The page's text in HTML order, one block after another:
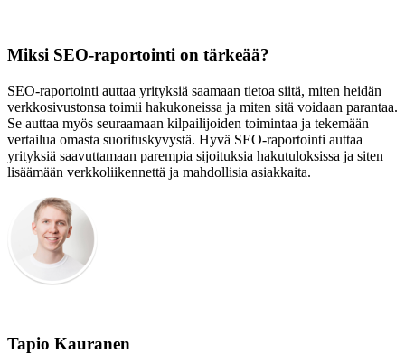
Miksi SEO-raportointi on tärkeää?
SEO-raportointi auttaa yrityksiä saamaan tietoa siitä, miten heidän
verkkosivustonsa toimii hakukoneissa ja miten sitä voidaan parantaa.
Se auttaa myös seuraamaan kilpailijoiden toimintaa ja tekemään
vertailua omasta suorituskyvystä. Hyvä SEO-raportointi auttaa
yrityksiä saavuttamaan parempia sijoituksia hakutuloksissa ja siten
lisäämään verkkoliikennettä ja mahdollisia asiakkaita.
Tapio Kauranen